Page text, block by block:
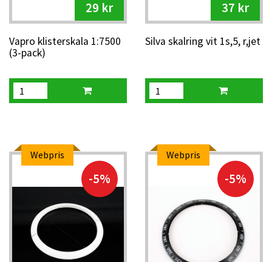
29 kr
Vapro klisterskala 1:7500
(3-pack)
37 kr
Silva skalring vit 1s,5, r,jet
Webpris
-5%
Webpris
-5%